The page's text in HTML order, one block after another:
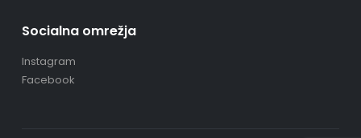
Socialna omrežja
Instagram
Facebook